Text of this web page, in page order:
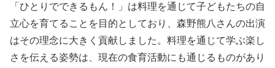
「ひとりでできるもん！」は料理を通じて子どもたちの自
立心を育てることを目的としており、森野熊八さんの出演
はその理念に大きく貢献しました。料理を通じて学ぶ楽し
さを伝える姿勢は、現在の食育活動にも通じるものがあり